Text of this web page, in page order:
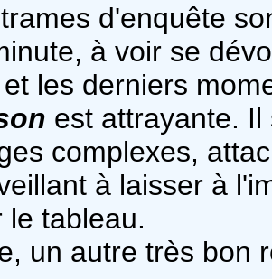
d'enquête
à voir se
les derniers
est attrayante.
complexes,
à laisser à
le tableau.
un autre très bon